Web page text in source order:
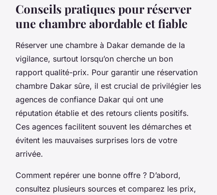
Conseils pratiques pour réserver
une chambre abordable et fiable
Réserver une chambre à Dakar demande de la
vigilance, surtout lorsqu’on cherche un bon
rapport qualité-prix. Pour garantir une réservation
chambre Dakar sûre, il est crucial de privilégier les
agences de confiance Dakar qui ont une
réputation établie et des retours clients positifs.
Ces agences facilitent souvent les démarches et
évitent les mauvaises surprises lors de votre
arrivée.
Comment repérer une bonne offre ? D’abord,
consultez plusieurs sources et comparez les prix,